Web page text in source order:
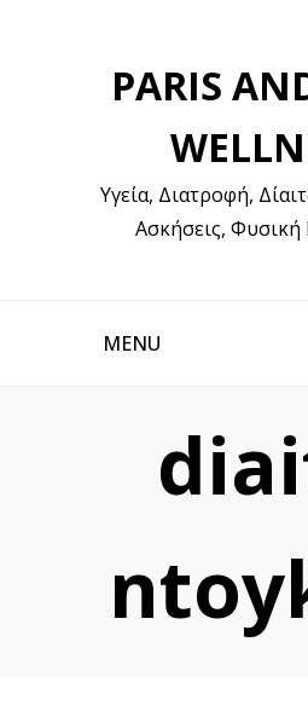
PARIS
Υγεία, Διατροφή,
Ασκήσεις, Φυσική
MENU